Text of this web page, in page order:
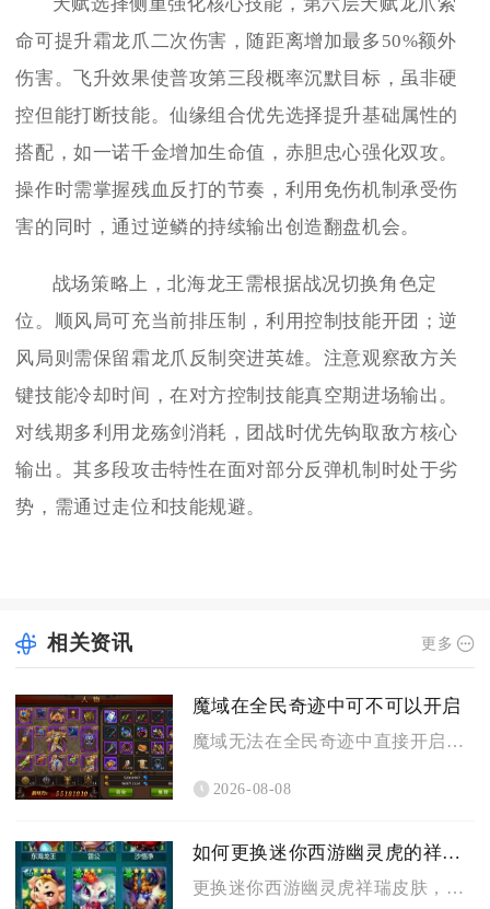
命可提升霜龙爪二次伤害，随距离增加最多50%额外
伤害。飞升效果使普攻第三段概率沉默目标，虽非硬
控但能打断技能。仙缘组合优先选择提升基础属性的
搭配，如一诺千金增加生命值，赤胆忠心强化双攻。
操作时需掌握残血反打的节奏，利用免伤机制承受伤
害的同时，通过逆鳞的持续输出创造翻盘机会。
战场策略上，北海龙王需根据战况切换角色定
位。顺风局可充当前排压制，利用控制技能开团；逆
风局则需保留霜龙爪反制突进英雄。注意观察敌方关
键技能冷却时间，在对方控制技能真空期进场输出。
对线期多利用龙殇剑消耗，团战时优先钩取敌方核心
输出。其多段攻击特性在面对部分反弹机制时处于劣
势，需通过走位和技能规避。
相关资讯 更多
魔域在全民奇迹中可不可以开启
魔域无法在全民奇迹中直接开启，二者属于完全独立运营的两款不同...
2026-08-08
如何更换迷你西游幽灵虎的祥瑞皮肤
更换迷你西游幽灵虎祥瑞皮肤，核心流程为先解锁祥瑞幻化界面、选...